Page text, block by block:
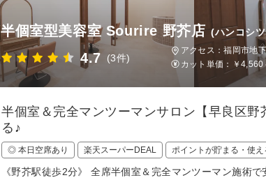
半個室型美容室 Sourire 野芥店 (ハンコシ
4.7 (3件)
アクセス：福岡市地
カット単価：
￥4,560
半個室＆完全マンツーマンサロン【早良区
る♪
◎ 本日空席あり 楽天スーパーDEAL ポイントが貯まる・使え
《野芥駅徒歩2分》 全席半個室＆完全マンツーマン施術